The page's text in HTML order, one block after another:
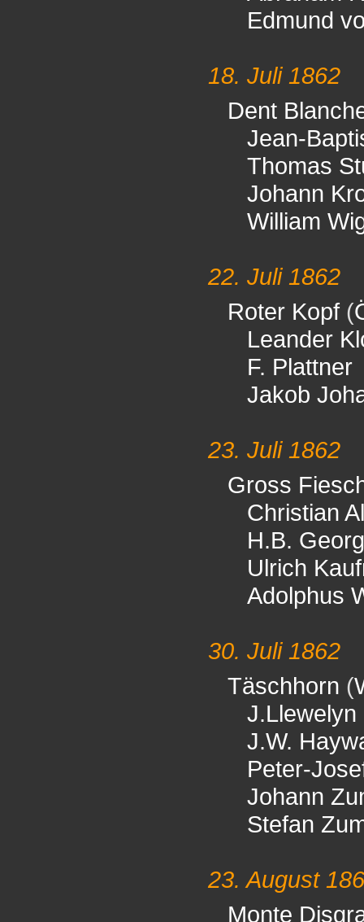
Edmund
18. Juli 1862
Dent
Jean-
Thomas
Johann
William
22. Juli 1862
Roter Kopf (
Leander
F. Plattner
Jakob
23. Juli 1862
Gross
Christian
H.B.
Ulrich
Adolphus
30. Juli 1862
Täschhorn (
J.Llewelyn
J.W.
Peter-
Johann
Stefan
23. August
Monte